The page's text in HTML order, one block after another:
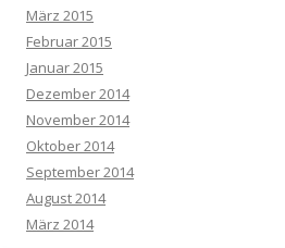
März 2015
Februar 2015
Januar 2015
Dezember 2014
November 2014
Oktober 2014
September 2014
August 2014
März 2014